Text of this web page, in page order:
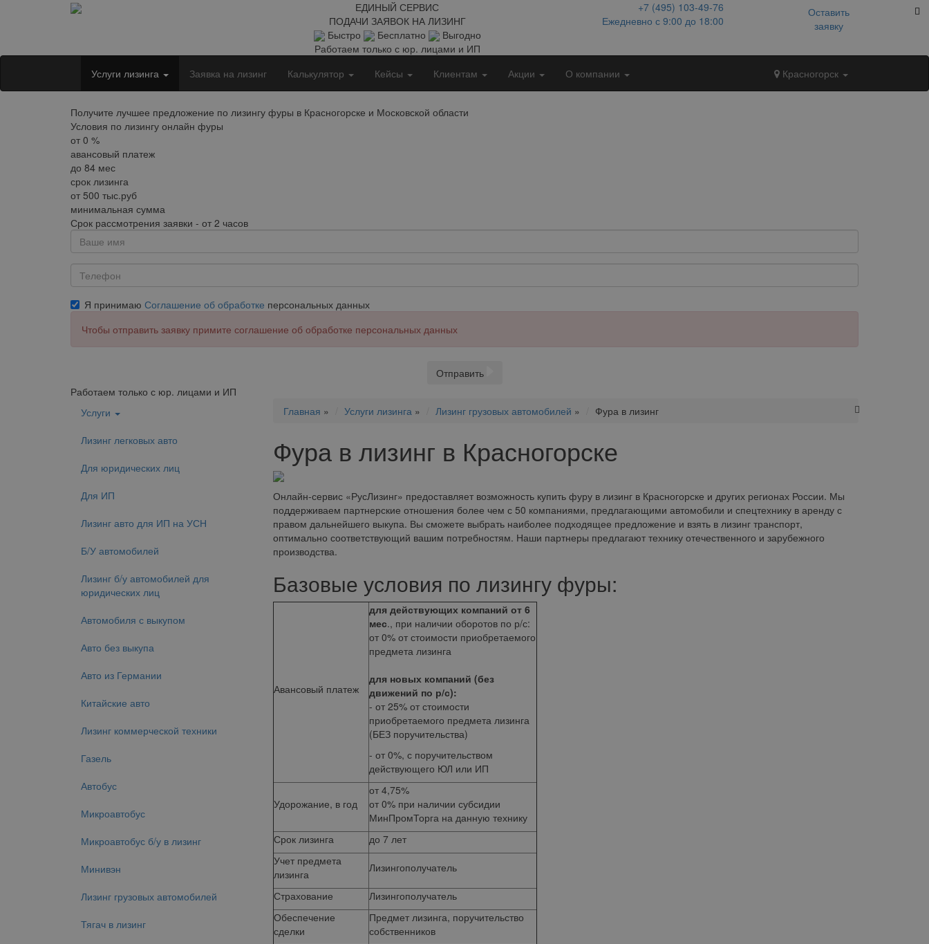
ЕДИНЫЙ СЕРВИС
ПОДАЧИ ЗАЯВОК НА ЛИЗИНГ
Быстро
Бесплатно
Выгодно
Работаем только с юр. лицами и ИП
+7 (495) 103-49-76
Ежедневно с 9:00 до 18:00
Оставить
заявку
Услуги лизинга Заявка на лизинг Калькулятор Кейсы Клиентам Акции О компании Красногорск
Получите лучшее предложение по лизингу фуры в Красногорске и Московской области
Условия по лизингу онлайн фуры
от 0 %
авансовый платеж
до 84 мес
срок лизинга
от 500 тыс.руб
минимальная сумма
Срок рассмотрения заявки - от 2 часов
Я принимаю Соглашение об обработке персональных данных
Чтобы отправить заявку примите соглашение об обработке персональных данных
Отправить
Работаем только с юр. лицами и ИП
Услуги
Лизинг легковых авто
Для юридических лиц
Для ИП
Лизинг авто для ИП на УСН
Б/У автомобилей
Лизинг б/у автомобилей для
юридических лиц
Автомобиля с выкупом
Авто без выкупа
Авто из Германии
Китайские авто
Лизинг коммерческой техники
Газель
Автобус
Микроавтобус
Микроавтобус б/у в лизинг
Минивэн
Лизинг грузовых автомобилей
Тягач в лизинг
Главная » Услуги лизинга» Лизинг грузовых автомобилей » Фура в лизинг
Фура в лизинг в Красногорске
Онлайн-сервис «РусЛизинг» предоставляет возможность купить фуру в лизинг в Красногорске и других регионах России. Мы
поддерживаем партнерские отношения более чем с 50 компаниями, предлагающими автомобили и спецтехнику в аренду с
правом дальнейшего выкупа. Вы сможете выбрать наиболее подходящее предложение и взять в лизинг транспорт,
оптимально соответствующий вашим потребностям. Наши партнеры предлагают технику отечественного и зарубежного
производства.
Базовые условия по лизингу фуры:
Авансовый платеж
для действующих компаний от 6
мес., при наличии оборотов по р/с:
от 0% от стоимости приобретаемого
предмета лизинга
для новых компаний (без
движений по р/с):
- от 25% от стоимости
приобретаемого предмета лизинга
(БЕЗ поручительства)
- от 0%, с поручительством
действующего ЮЛ или ИП
Удорожание, в год
от 4,75%
от 0% при наличии субсидии
МинПромТорга на данную технику
Срок лизинга
до 7 лет
Учет предмета
лизинга
Лизингополучатель
Страхование
Лизингополучатель
Обеспечение
сделки
Предмет лизинга, поручительство
собственников